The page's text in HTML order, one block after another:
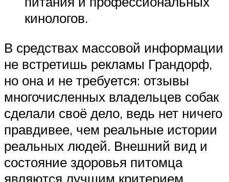
кинологов.
В средствах массовой информации
не встретишь рекламы Грандорф,
но она и не требуется: отзывы
многочисленных владельцев собак
сделали своё дело, ведь нет ничего
правдивее, чем реальные истории
реальных людей. Внешний вид и
состояние здоровья питомца
являются лучшим критерием